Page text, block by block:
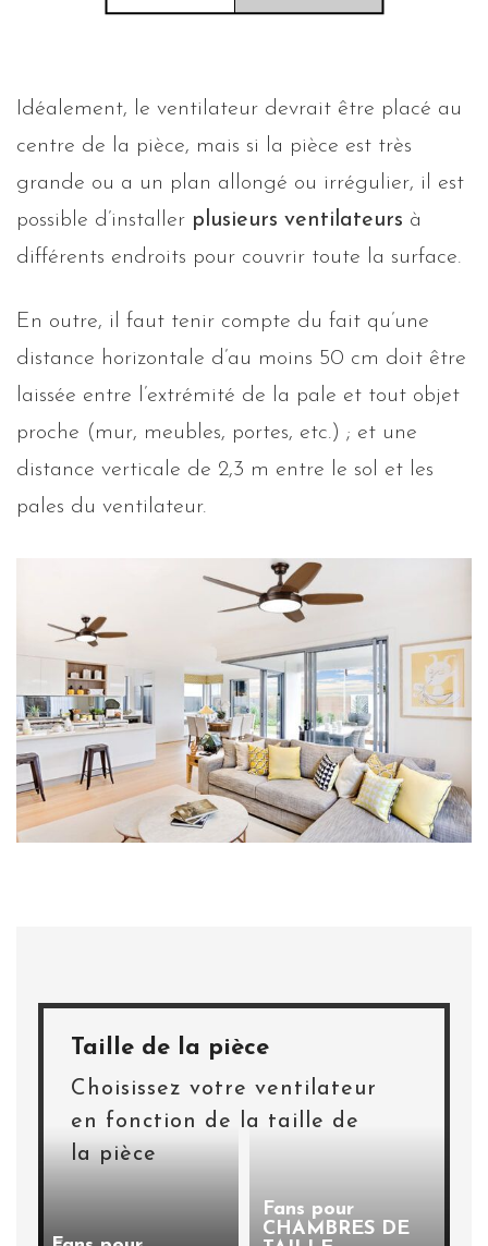
Idéalement, le ventilateur devrait être placé au
centre de la pièce, mais si la pièce est très
grande ou a un plan allongé ou irrégulier, il est
possible d’installer plusieurs ventilateurs à
différents endroits pour couvrir toute la surface.
En outre, il faut tenir compte du fait qu’une
distance horizontale d’au moins 50 cm doit être
laissée entre l’extrémité de la pale et tout objet
proche (mur, meubles, portes, etc.) ; et une
distance verticale de 2,3 m entre le sol et les
pales du ventilateur.
Taille de la pièce
Choisissez votre ventilateur
en fonction de la taille de
la pièce
Fans pour
CHAMBRES DE